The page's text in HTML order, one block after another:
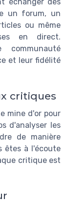
un forum, un
ou même
en direct.
communauté
et leur fidélité
critiques
mine d'or pour
d'analyser les
de manière
êtes à l'écoute
critique est